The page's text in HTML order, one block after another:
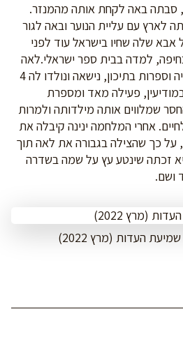
סבתה באה לקחת אותה מהמנזר.
לארץ עם עליית הנוער ובאה לגור
שלה שחיו בישראל עוד לפני
למדה בבית ספר ישראלי.לאה
גדלה להיות מורה להיסטוריה וספרות בתיכון, נישאה ונולדו לה 4
פעילה מאד ומספרת
שמלווים אותה מילדותה ולמרות
אחרי המלחמה ינינה קיבלה את
על כך שהצילה בגבורה את לאה תוך
זכתה שינטע עץ על שמה בשדרה
ושם.
העדות (מרץ 2022)